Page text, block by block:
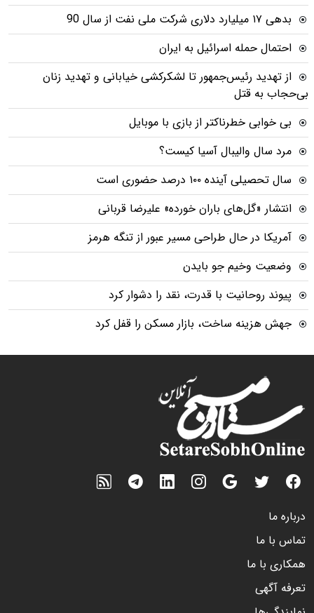
بدهی ١٧ میلیارد دلاری شرکت ملی نفت از سال 90
احتمال حمله اسرائیل به ایران
از تهدید رئیس‌جمهور تا لشکرکشی خیابانی و تهدید زنان
بی‌حجاب به قتل
بی خوابی خطرناکتر از بازی با موبایل
مرد سال والیبال آسیا کیست؟
سال تحصیلی آینده ۱۰۰ درصد حضوری است
انتشار «گل‌های باران خورده» علیرضا قربانی
آمریکا در حال طراحی مسیر عبور از تنگه هرمز
وضعیت وخیم جو بایدن
پیوند روحانیت با قدرت، نقد را دشوار کرد
جهش هزینه ساخت، بازار مسکن را قفل کرد
درباره ما
تماس با ما
همکاری با ما
تعرفه آگهی